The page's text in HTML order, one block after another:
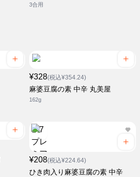
3合用
¥328(税込¥354.24)
麻婆豆腐の素 中辛 丸美屋
162g
¥208(税込¥224.64)
ひき肉入り麻婆豆腐の素 中辛